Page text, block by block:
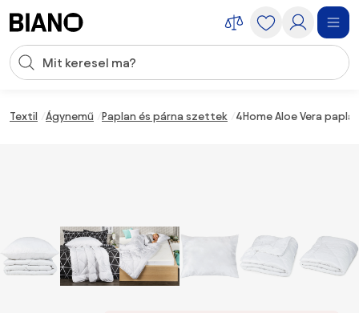
Keresési bevitel
Textil Ágynemű Paplan és párna szettek 4Home Aloe Vera